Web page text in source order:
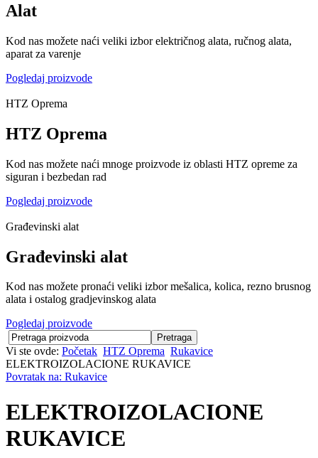
Alat
Kod nas možete naći veliki izbor električnog alata, ručnog alata,
aparat za varenje
Pogledaj proizvode
HTZ Oprema
HTZ Oprema
Kod nas možete naći mnoge proizvode iz oblasti HTZ opreme za
siguran i bezbedan rad
Pogledaj proizvode
Građevinski alat
Građevinski alat
Kod nas možete pronaći veliki izbor mešalica, kolica, rezno brusnog
alata i ostalog gradjevinskog alata
Pogledaj proizvode
Vi ste ovde: Početak HTZ Oprema Rukavice
ELEKTROIZOLACIONE RUKAVICE
Povratak na: Rukavice
ELEKTROIZOLACIONE
RUKAVICE